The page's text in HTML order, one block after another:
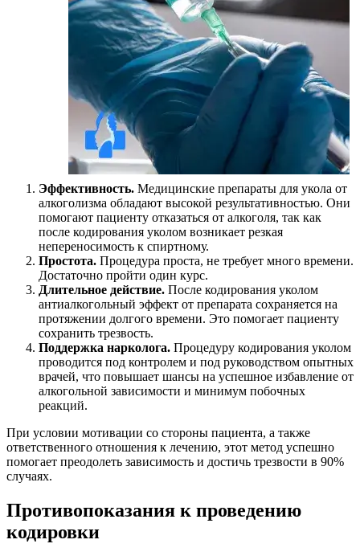
Эффективность. Медицинские препараты для укола от
алкоголизма обладают высокой результативностью. Они
помогают пациенту отказаться от алкоголя, так как
после кодирования уколом возникает резкая
непереносимость к спиртному.
Простота. Процедура проста, не требует много времени.
Достаточно пройти один курс.
Длительное действие. После кодирования уколом
антиалкогольный эффект от препарата сохраняется на
протяжении долгого времени. Это помогает пациенту
сохранить трезвость.
Поддержка нарколога. Процедуру кодирования уколом
проводится под контролем и под руководством опытных
врачей, что повышает шансы на успешное избавление от
алкогольной зависимости и минимум побочных
реакций.
При условии мотивации со стороны пациента, а также
ответственного отношения к лечению, этот метод успешно
помогает преодолеть зависимость и достичь трезвости в 90%
случаях.
Противопоказания к проведению
кодировки